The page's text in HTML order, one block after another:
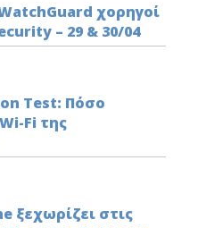
χορηγοί
– 29 & 30/04
Test: Πόσο
Fi της
ξεχωρίζει στις